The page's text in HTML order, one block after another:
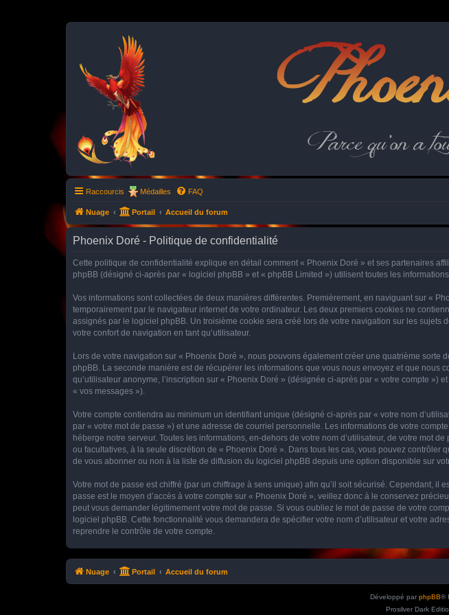
Parce qu'on a
Raccourcis Médailles FAQ
Nuage Portail Accueil du forum
Phoenix Doré - Politique de confidentialité
Cette politique de confidentialité explique en détail comment « Phoenix Doré » et ses partenaires
phpBB (désigné ci-après par « logiciel phpBB » et « phpBB Limited ») utilisent toutes les
Vos informations sont collectées de deux manières différentes. Premièrement, en naviguant sur «
temporairement par le navigateur internet de votre ordinateur. Les deux premiers cookies ne
assignés par le logiciel phpBB. Un troisième cookie sera créé lors de votre navigation sur les
votre confort de navigation en tant qu’utilisateur.
Lors de votre navigation sur « Phoenix Doré », nous pouvons également créer une quatrième
phpBB. La seconde manière est de récupérer les informations que vous nous envoyez et que
qu’utilisateur anonyme, l’inscription sur « Phoenix Doré » (désignée ci-après par « votre compte
« vos messages »).
Votre compte contiendra au minimum un identifiant unique (désigné ci-après par « votre nom
par « votre mot de passe ») et une adresse de courriel personnelle. Les informations de votre
héberge notre serveur. Toutes les informations, en-dehors de votre nom d’utilisateur, de votre mot
ou facultatives, à la seule discrétion de « Phoenix Doré ». Dans tous les cas, vous pouvez
de vous abonner ou non à la liste de diffusion du logiciel phpBB depuis une option disponible sur
Votre mot de passe est chiffré (par un chiffrage à sens unique) afin qu’il soit sécurisé. Cependant,
passe est le moyen d’accès à votre compte sur « Phoenix Doré », veillez donc à le conservez
peut vous demander légitimement votre mot de passe. Si vous oubliez le mot de passe de votre
logiciel phpBB. Cette fonctionnalité vous demandera de spécifier votre nom d’utilisateur et votre
reprendre le contrôle de votre compte.
Nuage Portail Accueil du forum
Développé par phpBB®
Prosilver Dark